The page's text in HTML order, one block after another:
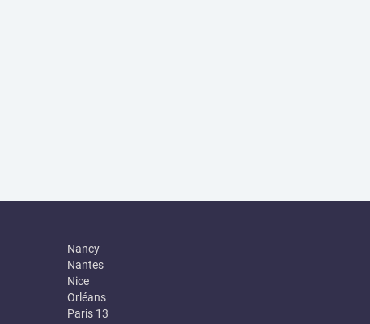
Nancy
Nantes
Nice
Orléans
Paris 13